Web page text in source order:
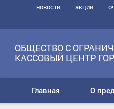
новости акции
ОБЩЕСТВО С
КАССОВЫЙ ЦЕНТР
Главная О